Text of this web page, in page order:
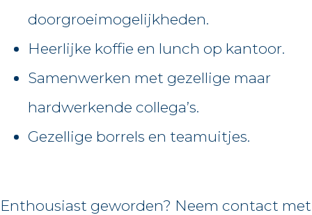
doorgroeimogelijkheden.
Heerlijke koffie en lunch op kantoor.
Samenwerken met gezellige maar
hardwerkende collega’s.
Gezellige borrels en teamuitjes.
Enthousiast geworden? Neem contact met